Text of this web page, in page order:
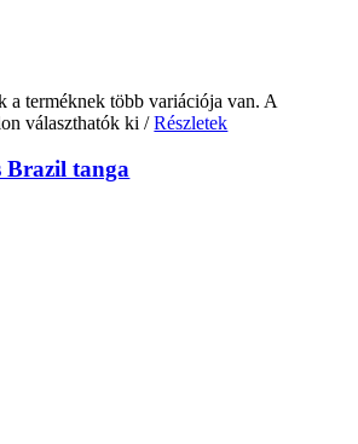
a terméknek több variációja van. A
választhatók ki/ Részletek
Brazil tanga